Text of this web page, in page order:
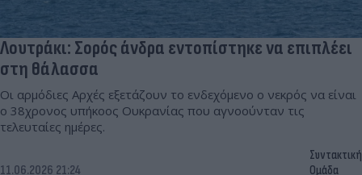
Λουτράκι: Σορός άνδρα εντοπίστηκε να επιπλέει
στη θάλασσα
Οι αρμόδιες Αρχές εξετάζουν το ενδεχόμενο ο νεκρός να είναι
ο 38χρονος υπήκοος Ουκρανίας που αγνοούνταν τις
τελευταίες ημέρες.
11.06.2026 21:24
Συντακτική
Ομάδα